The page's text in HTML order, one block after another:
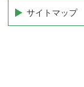
サイトマップ